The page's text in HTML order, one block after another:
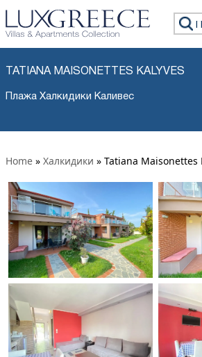
TATIANA MAISONETTES KALYVES
Плажа Халкидики Каливес
Home » Халкидики » Tatiana Maisonettes